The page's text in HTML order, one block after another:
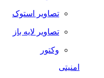
تصاویر استوک
تصاویر لایه باز
وکتور
امنیتی